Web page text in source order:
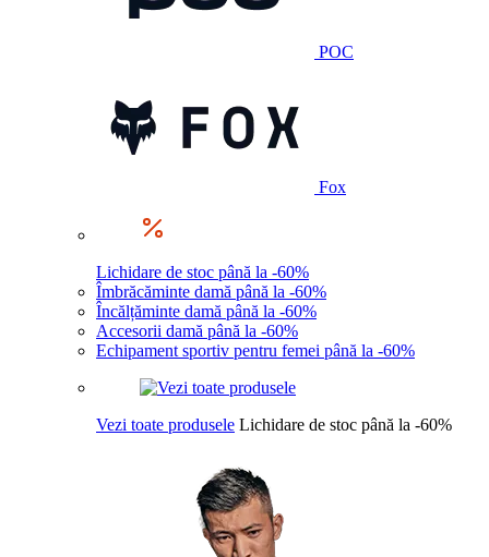
POC
Fox
Lichidare de stoc până la -60%
Îmbrăcăminte damă până la -60%
Încălțăminte damă până la -60%
Accesorii damă până la -60%
Echipament sportiv pentru femei până la -60%
Vezi toate produsele Lichidare de stoc până la -60%